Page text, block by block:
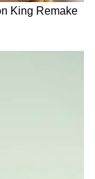
और सीमित
मुकाबले